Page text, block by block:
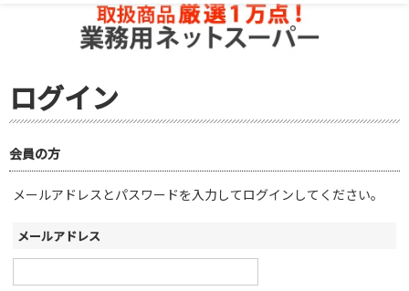
ログイン
会員の方
メールアドレスとパスワードを入力してログインしてください。
メールアドレス